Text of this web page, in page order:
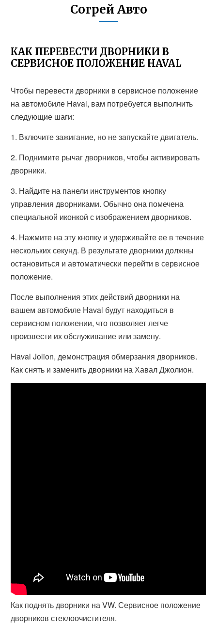
Согрей Авто
КАК ПЕРЕВЕСТИ ДВОРНИКИ В
СЕРВИСНОЕ ПОЛОЖЕНИЕ HAVAL
Чтобы перевести дворники в сервисное положение
на автомобиле Haval, вам потребуется выполнить
следующие шаги:
1. Включите зажигание, но не запускайте двигатель.
2. Поднимите рычаг дворников, чтобы активировать
дворники.
3. Найдите на панели инструментов кнопку
управления дворниками. Обычно она помечена
специальной иконкой с изображением дворников.
4. Нажмите на эту кнопку и удерживайте ее в течение
нескольких секунд. В результате дворники должны
остановиться и автоматически перейти в сервисное
положение.
После выполнения этих действий дворники на
вашем автомобиле Haval будут находиться в
сервисном положении, что позволяет легче
произвести их обслуживание или замену.
Haval Jolion, демонстрация обмерзания дворников.
Как снять и заменить дворники на Хавал Джолион.
Как поднять дворники на VW. Сервисное положение
дворников стеклоочистителя.